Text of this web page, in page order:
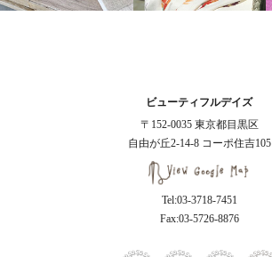
ビューティフルデイズ
〒152-0035 東京都目黒区
自由が丘2-14-8 コーポ住吉105
Tel:03-3718-7451
Fax:03-5726-8876